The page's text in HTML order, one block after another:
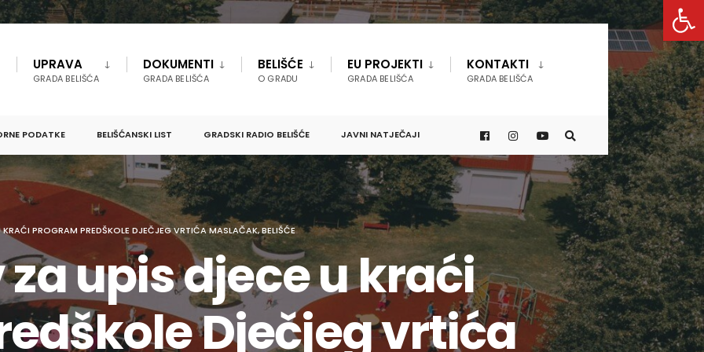
UPRAVA
GRADA BELIŠĆA
DOKUMENTI
GRADA BELIŠĆA
BELIŠĆE
O GRADU
EU PROJEKTI
GRADA BELIŠĆA
KONTAKTI
GRADA BELIŠĆA
PODATKE BELIŠĆANSKI LIST GRADSKI RADIO BELIŠĆE JAVNI NATJEČAJI
PROGRAM PREDŠKOLE DJEČJEG VRTIĆA MASLAČAK, BELIŠĆE
upis djece u kraći
Dječjeg vrtića